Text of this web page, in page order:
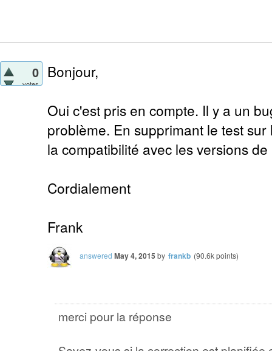
0
votes
Bonjour,
Oui c'est pris en compte. Il y a un
problème. En supprimant le test
la compatibilité avec les versions
Cordialement
Frank
answered May 4, 2015 by frankb (90.6kpoints)
merci pour la réponse